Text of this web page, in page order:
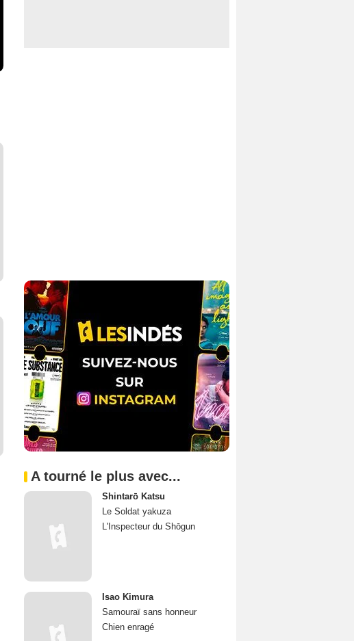
A tourné le plus avec...
Shintarō Katsu
Le Soldat yakuza
L'Inspecteur du Shōgun
Isao Kimura
Samouraï sans honneur
Chien enragé